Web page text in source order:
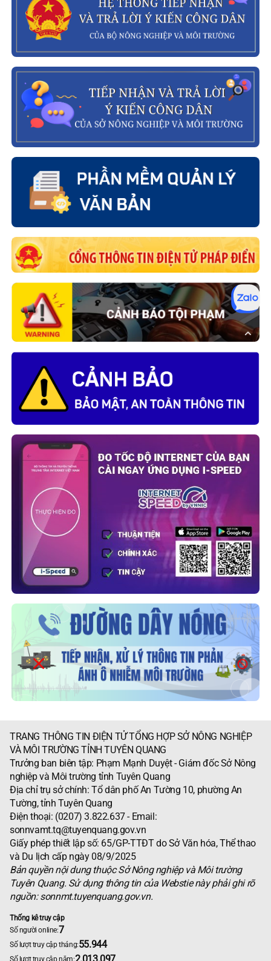
TRANG THÔNG TIN ĐIỆN TỬ TỔNG HỢP SỞ NÔNG NGHIỆP
VÀ MÔI TRƯỜNG TỈNH TUYÊN QUANG
Trưởng ban biên tập: Phạm Mạnh Duyệt - Giám đốc Sở Nông
nghiệp và Môi trường tỉnh Tuyên Quang
Địa chỉ trụ sở chính: Tổ dân phố An Tường 10, phường An
Tường, tỉnh Tuyên Quang
Điện thoại: (0207) 3.822.637 - Email:
sonnvamt.tq@tuyenquang.gov.vn
Giấy phép thiết lập số: 65/GP-TTĐT do Sở Văn hóa, Thể thao
và Du lịch cấp ngày 08/9/2025
Bản quyền nội dung thuộc Sở Nông nghiệp và Môi trường
Tuyên Quang. Sử dụng thông tin của Webstie này phải ghi rõ
nguồn: sonnmt.tuyenquang.gov.vn.
Thống kê truy cập
Số người online:7
Số lượt truy cập tháng:55.944
Số lượt truy cập năm:2.013.097